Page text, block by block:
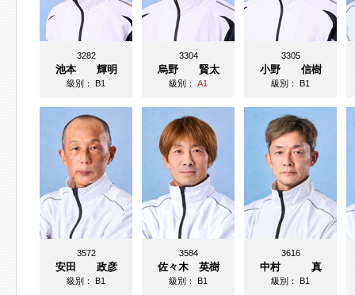
3282
池本 輝明
級別：B1
3304
烏野 賢太
級別：A1
3305
小野 信樹
級別：B1
3572
安田 政彦
級別：B1
3584
佐々木 英樹
級別：B1
3616
中村 真
級別：B1